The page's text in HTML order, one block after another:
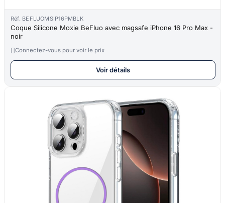
Réf. BEFLUOMSIP16PMBLK
Coque Silicone Moxie BeFluo avec magsafe iPhone 16 Pro Max -
noir
Connectez-vous pour voir le prix
Voir détails